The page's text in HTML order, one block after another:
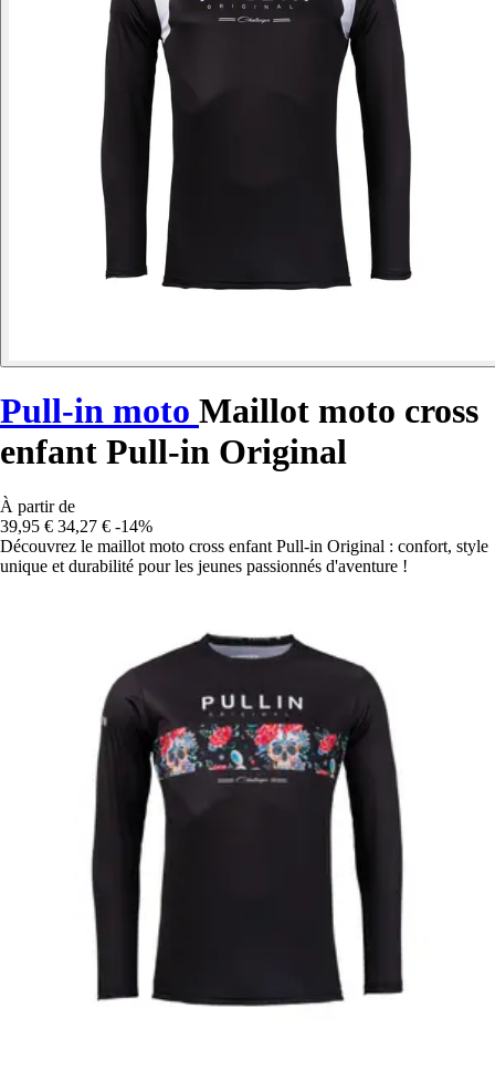
Pull-in moto Maillot moto cross
enfant Pull-in Original
À partir de
39,95 € 34,27 € -14%
Découvrez le maillot moto cross enfant Pull-in Original : confort, style
unique et durabilité pour les jeunes passionnés d'aventure !